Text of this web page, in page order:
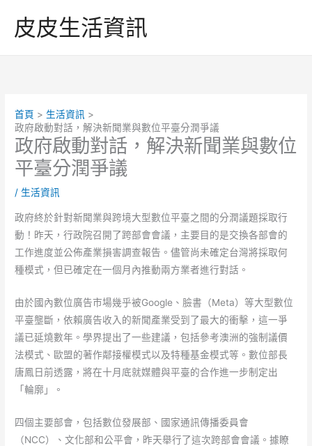
皮皮生活資訊
首頁
生活資訊
政府啟動對話，解決新聞業與數位平臺分潤爭議
政府啟動對話，解決新聞業與數位
平臺分潤爭議
/ 生活資訊
政府終於針對新聞業與跨境大型數位平臺之間的分潤議題採取行
動！昨天，行政院召開了跨部會會議，主要目的是交換各部會的
工作進度並公佈產業損害調查報告。儘管尚未確定台灣將採取何
種模式，但已確定在一個月內推動兩方業者進行對話。
由於國內數位廣告市場幾乎被Google、臉書（Meta）等大型數位
平臺壟斷，依賴廣告收入的新聞產業受到了最大的衝擊，這一爭
議已延燒數年。學界提出了一些建議，包括參考澳洲的強制議價
法模式、歐盟的著作鄰接權模式以及特種基金模式等。數位部長
唐鳳日前透露，將在十月底就媒體與平臺的合作進一步制定出
「輪廓」。
四個主要部會，包括數位發展部、國家通訊傳播委員會
（NCC）、文化部和公平會，昨天舉行了這次跨部會會議。據瞭